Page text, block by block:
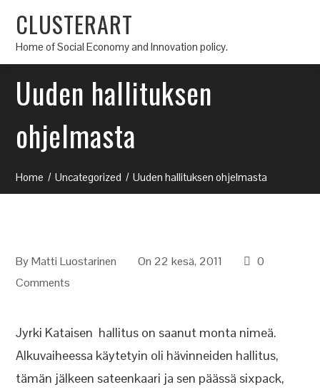
CLUSTERART
Home of Social Economy and Innovation policy.
Uuden hallituksen
ohjelmasta
Home Uncategorized Uuden hallituksen ohjelmasta
ByMatti Luostarinen On 22 kesä, 2011
0
Comments
Jyrki Kataisen hallitus on saanut monta nimeä.
Alkuvaiheessa käytetyin oli hävinneiden hallitus,
tämän jälkeen sateenkaari ja sen päässä sixpack,